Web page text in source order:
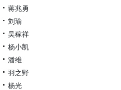
蒋兆勇
刘瑜
吴稼祥
杨小凯
潘维
羽之野
杨光